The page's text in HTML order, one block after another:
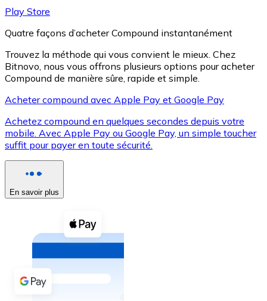
XRP
XRP
Voir toutes
Coupons crypto
Achetez des cryptomonnaies en espèces et d'autres
Acheter avec espèces
Virement SEPA
Play Store
Quatre façons d’acheter Compound instantanément
Trouvez la méthode qui vous convient le mieux. Chez
Bitnovo, nous vous offrons plusieurs options pour acheter
Compound de manière sûre, rapide et simple.
Acheter compound avec Apple Pay et Google Pay
Achetez compound en quelques secondes depuis votre
mobile. Avec Apple Pay ou Google Pay, un simple toucher
suffit pour payer en toute sécurité.
En savoir plus